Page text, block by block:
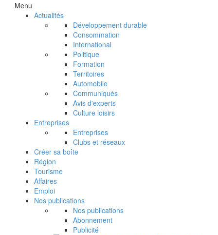
Menu
Actualités
Développement durable
Consommation
International
Politique
Formation
Territoires
Automobile
Communiqués
Avis d'experts
Culture loisirs
Entreprises
Entreprises
Clubs et réseaux
Créer sa boîte
Région
Tourisme
Affaires
Emploi
Nos publications
Nos publications
Abonnement
Publicité